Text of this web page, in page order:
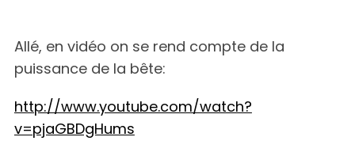
Allé, en vidéo on se rend compte de la
puissance de la bête:
http://www.youtube.com/watch?
v=pjaGBDgHums